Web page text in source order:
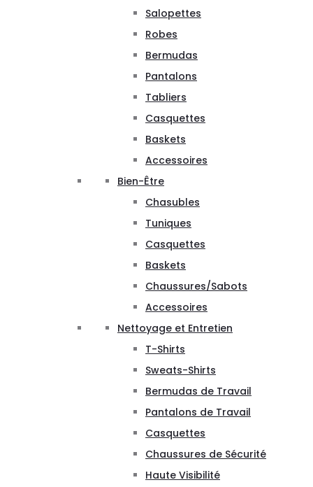
Salopettes
Robes
Bermudas
Pantalons
Tabliers
Casquettes
Baskets
Accessoires
Bien-Être
Chasubles
Tuniques
Casquettes
Baskets
Chaussures/Sabots
Accessoires
Nettoyage et Entretien
T-Shirts
Sweats-Shirts
Bermudas de Travail
Pantalons de Travail
Casquettes
Chaussures de Sécurité
Haute Visibilité